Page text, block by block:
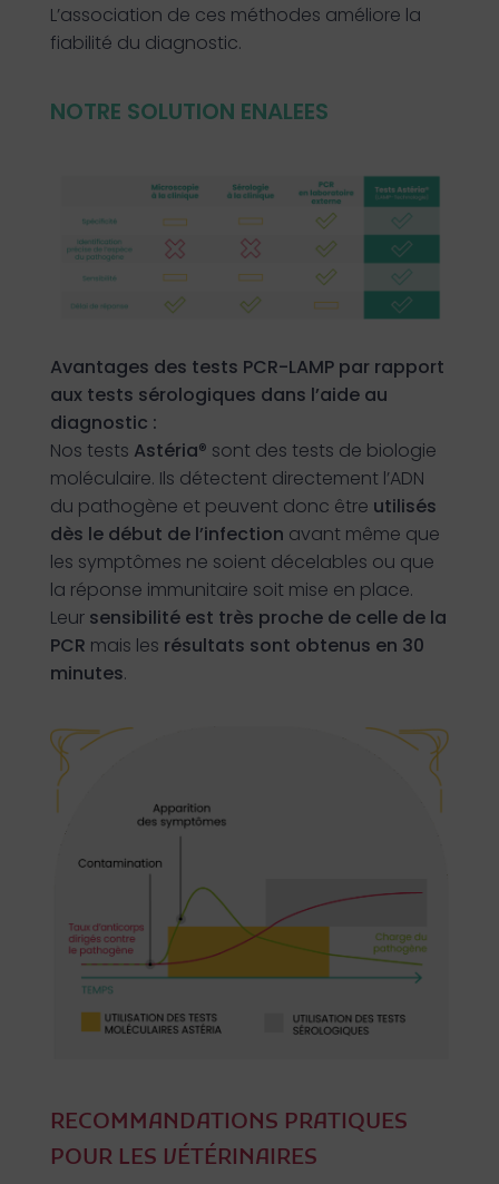
L’association de ces méthodes améliore la
fiabilité du diagnostic.
NOTRE SOLUTION ENALEES
Avantages des tests PCR-LAMP par rapport
aux tests sérologiques dans l’aide au
diagnostic :
Nos tests Astéria® sont des tests de biologie
moléculaire. Ils détectent directement l’ADN
du pathogène et peuvent donc être utilisés
dès le début de l’infection avant même que
les symptômes ne soient décelables ou que
la réponse immunitaire soit mise en place.
Leur sensibilité est très proche de celle de la
PCR mais les résultats sont obtenus en 30
minutes.
RECOMMANDATIONS PRATIQUES
POUR LES VÉTÉRINAIRES